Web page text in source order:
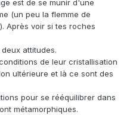
est de se munir d'une
(un peu la flemme de
Après voir si tes roches
attitudes.
de leur cristallisation
ultérieure et là ce sont des
pour se rééquilibrer dans
métamorphiques.